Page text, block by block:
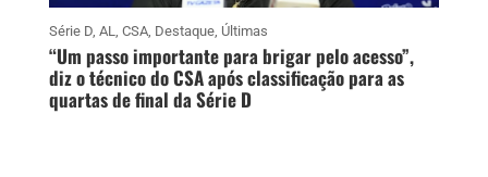
Série D, AL, CSA, Destaque, Últimas
“Um passo importante para brigar pelo acesso”,
diz o técnico do CSA após classificação para as
quartas de final da Série D